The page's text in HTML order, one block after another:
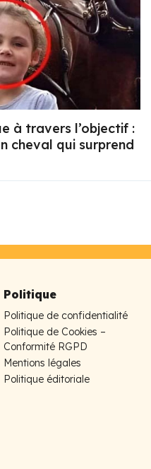
à travers l’objectif :
cheval qui surprend
Politique
Politique de confidentialité
Politique de Cookies –
Conformité RGPD
Mentions légales
Politique éditoriale